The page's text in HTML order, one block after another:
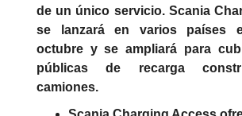
de un único servicio. Scania
se lanzará en varios países
octubre y se ampliará para
públicas de recarga
camiones.